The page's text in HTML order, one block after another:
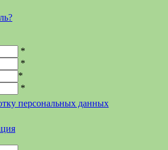
*
*
*
*
персональных данных